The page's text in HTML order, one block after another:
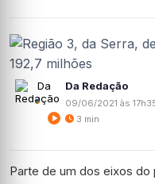
Da Redação
09/06/2021 às
3 min
Parte de um dos eixos do